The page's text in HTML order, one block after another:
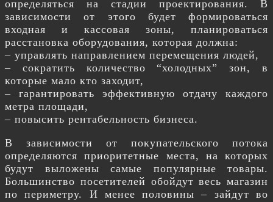
определяться на стадии проектирования. В
зависимости от этого будет формироваться
входная и кассовая зоны, планироваться
расстановка оборудования, которая должна:
– управлять направлением перемещения людей,
– сократить количество “холодных” зон, в
которые мало кто заходит,
– гарантировать эффективную отдачу каждого
метра площади,
– повысить рентабельность бизнеса.
В зависимости от покупательского потока
определяются приоритетные места, на которых
будут выложены самые популярные товары.
Большинство посетителей обойдут весь магазин
по периметру. И менее половины – зайдут во